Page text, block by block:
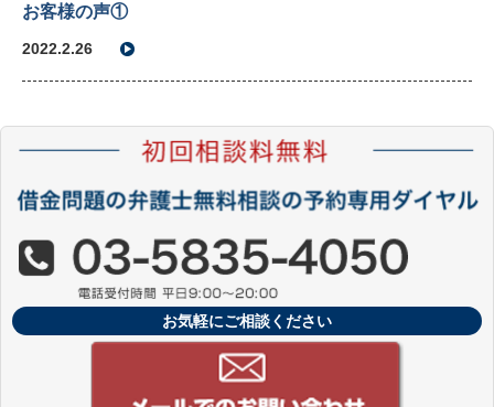
お客様の声①
2022.2.26
お気軽にご相談ください